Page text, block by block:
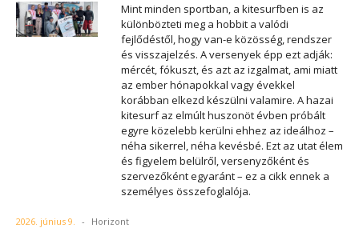
Mint minden sportban, a kitesurfben is az
különbözteti meg a hobbit a valódi
fejlődéstől, hogy van-e közösség, rendszer
és visszajelzés. A versenyek épp ezt adják:
mércét, fókuszt, és azt az izgalmat, ami miatt
az ember hónapokkal vagy évekkel
korábban elkezd készülni valamire. A hazai
kitesurf az elmúlt huszonöt évben próbált
egyre közelebb kerülni ehhez az ideálhoz –
néha sikerrel, néha kevésbé. Ezt az utat élem
és figyelem belülről, versenyzőként és
szervezőként egyaránt – ez a cikk ennek a
személyes összefoglalója.
2026. június 9. - Horizont